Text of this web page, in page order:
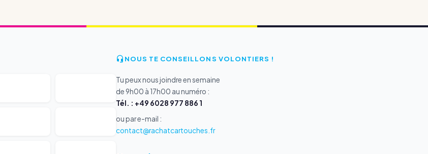
NOUS TE CONSEILLONS VOLONTIERS !
Tu peux nous joindre en semaine
de 9h00 à 17h00 au numéro :
Tél. : +49 6028 977 886 1
ou par e-mail :
contact@rachatcartouches.fr